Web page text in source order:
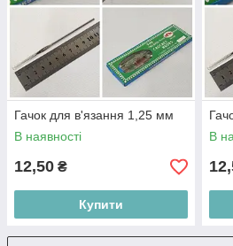
Гачок для в'язання 1,25 мм
В наявності
12,50 ₴
Купити
В